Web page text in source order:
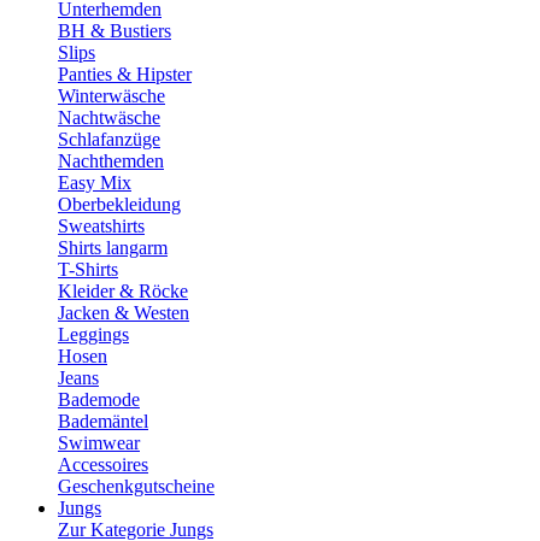
Unterhemden
BH & Bustiers
Slips
Panties & Hipster
Winterwäsche
Nachtwäsche
Schlafanzüge
Nachthemden
Easy Mix
Oberbekleidung
Sweatshirts
Shirts langarm
T-Shirts
Kleider & Röcke
Jacken & Westen
Leggings
Hosen
Jeans
Bademode
Bademäntel
Swimwear
Accessoires
Geschenkgutscheine
Jungs
Zur Kategorie Jungs